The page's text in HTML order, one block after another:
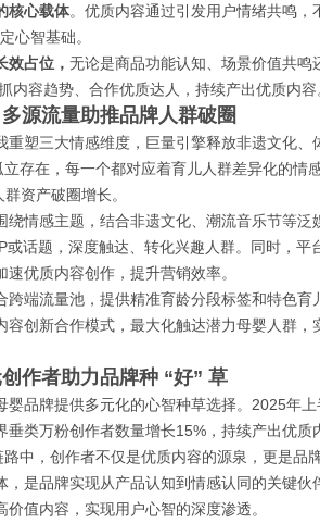
核心载体。优质内容通过引发用户情绪共鸣
心智基础。
效占位， 无论是商品功能认知、场景价值共
内容趋势、合作优质达人，持续产出优质内容
源流量助推品牌人群破圈
重塑三大情感维度，巨量引擎释放非遗文化、
存在，每一个都对应着育儿人群差异化的情
资产破圈增长。
情感主题，结合非遗文化、潮流音乐节等泛
话题，深度触达、转化兴趣人群。同时，平
优质内容创作，提升营销效率。
跨端流量池，提供精准育龄分段标签和特色
容创新合作模式，最大化触达潜力母婴人群
作者助力品牌种 “好” 草
婴品牌提供多元化的心智种草选择。2025年
类万粉创作者数量增长15%，持续产出优质
路中，创作者不仅是优质内容的源泉，更是品
，是品牌实现从产品认知到情感认同的关键
值内容，实现用户心智的深度渗透。